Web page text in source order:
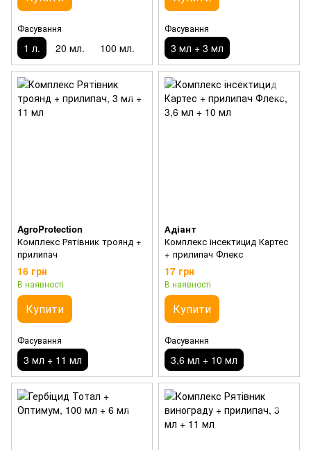
Фасування
1 л. 20 мл. 100 мл.
Фасування
3 мл + 3 мл
AgroProtection
Комплекс Рятівник троянд +
прилипач
16 грн
В наявності
Купити
Фасування
3 мл + 11 мл
Адіант
Комплекс інсектицид Картес
+ прилипач Флекс
17 грн
В наявності
Купити
Фасування
3,6 мл + 10 мл